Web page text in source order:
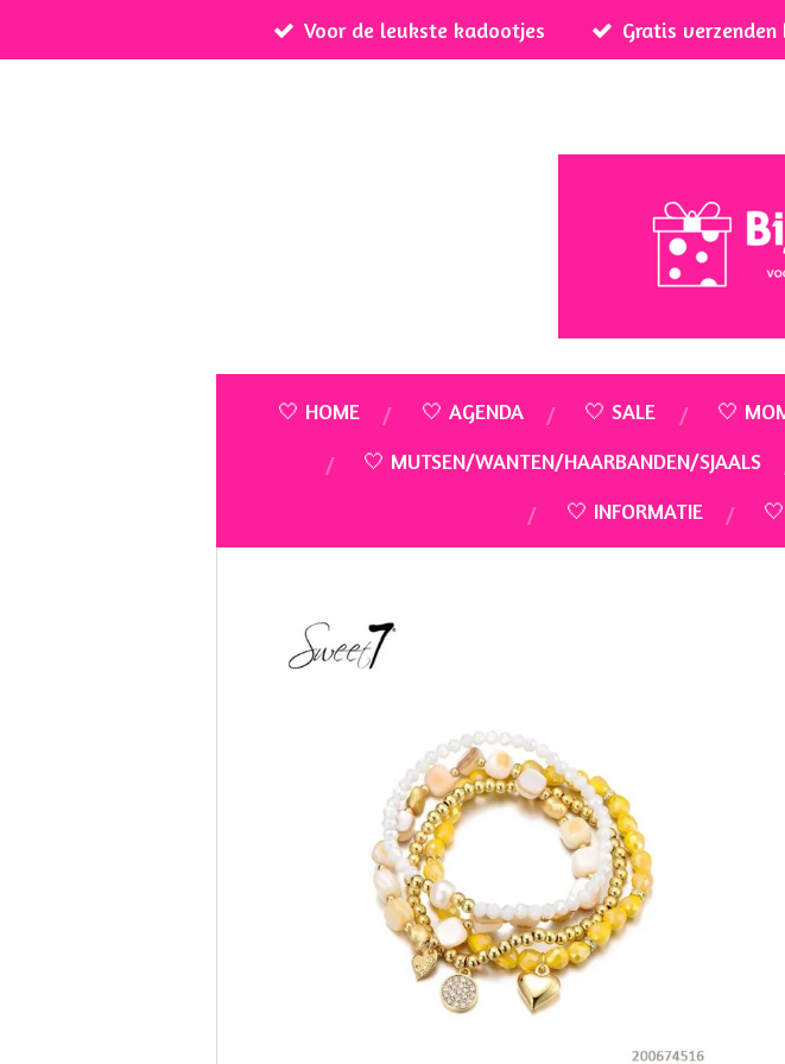
Voor de leukste kadootjes Gratis
🤍 HOME 🤍 AGENDA 🤍 SALE 🤍
🤍 MUTSEN/WANTEN/HAARBANDEN/SJAALS
🤍 INFORMATIE